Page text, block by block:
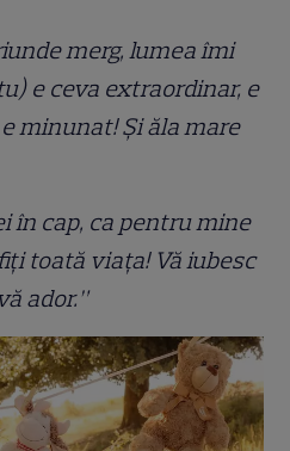
merg, lumea îmi
e ceva extraordinar, e
minunat! Și ăla mare
în cap, ca pentru mine
toată viața! Vă iubesc
ador.”